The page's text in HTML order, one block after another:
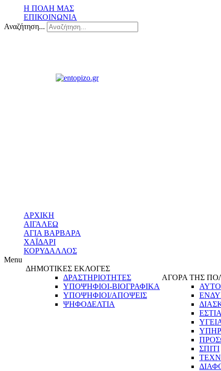
Η ΠΟΛΗ ΜΑΣ
ΕΠΙΚΟΙΝΩΝΙΑ
Αναζήτηση...
ΑΡΧΙΚΗ
ΑΙΓΑΛΕΩ
ΑΓΙΑ ΒΑΡΒΑΡΑ
ΧΑΪΔΑΡΙ
ΚΟΡΥΔΑΛΛΟΣ
Menu
ΔΗΜΟΤΙΚΕΣ ΕΚΛΟΓΕΣ
ΔΡΑΣΤΗΡΙΟΤΗΤΕΣ
ΥΠΟΨΗΦΙΟΙ-ΒΙΟΓΡΑΦΙΚΑ
ΥΠΟΨΗΦΙΟΙ/ΑΠΟΨΕΙΣ
ΨΗΦΟΔΕΛΤΙΑ
ΑΓΟΡΑ ΤΗΣ
ΣΠΙΤΙ